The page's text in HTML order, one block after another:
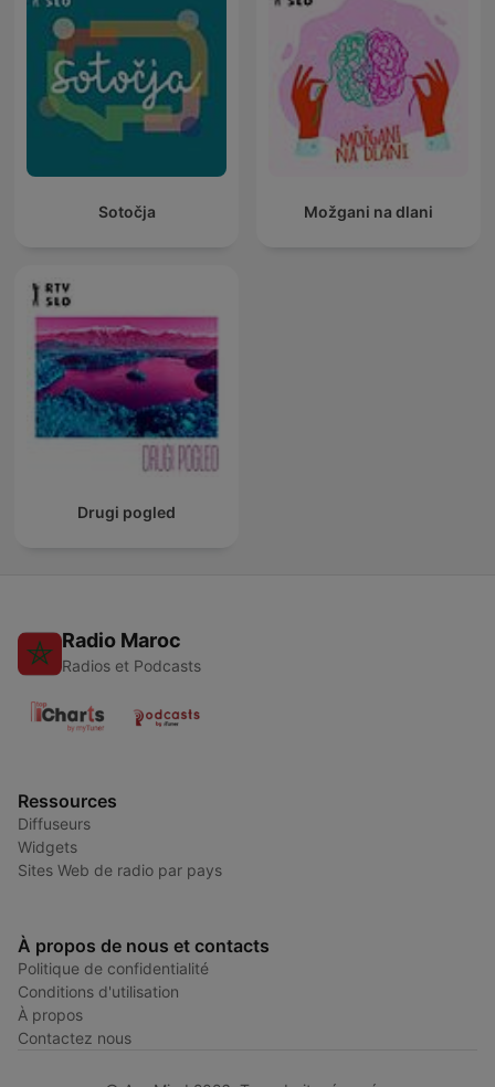
Sotočja Možgani na dlani
Drugi pogled
Radio Maroc
Radios et Podcasts
Ressources
Diffuseurs
Widgets
Sites Web de radio par pays
À propos de nous et contacts
Politique de confidentialité
Conditions d'utilisation
À propos
Contactez nous